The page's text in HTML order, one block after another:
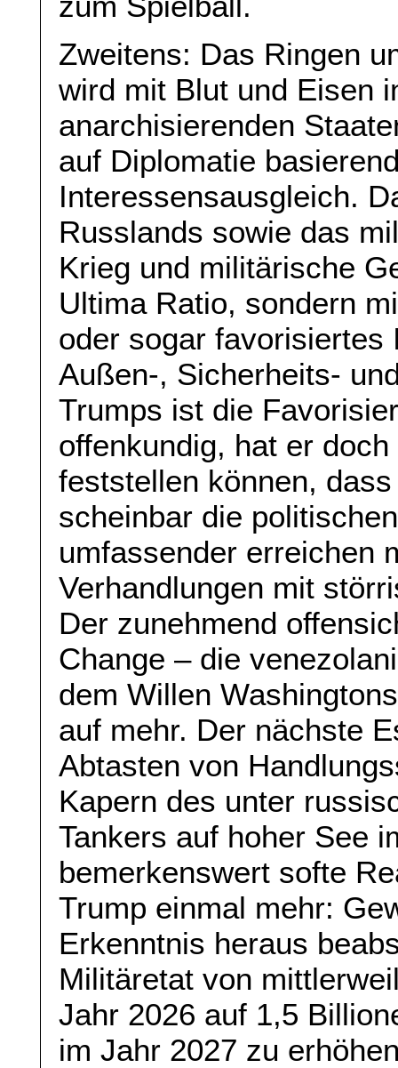
Zweitens: Das Ringen
wird mit Blut und Eisen
anarchisierenden
auf Diplomatie
Interessensausgleich.
Russlands sowie das
Krieg und militärische
Ultima Ratio, sondern
oder sogar
Außen-, Sicherheits-
Trumps ist die
offenkundig, hat er
feststellen können,
scheinbar die
umfassender erreichen
Verhandlungen mit
Der zunehmend
Change – die
dem Willen
auf mehr. Der nächste
Abtasten von
Kapern des unter
Tankers auf hoher See
bemerkenswert softe
Trump einmal mehr:
Erkenntnis heraus
Militäretat von
Jahr 2026 auf 1,5
im Jahr 2027 zu